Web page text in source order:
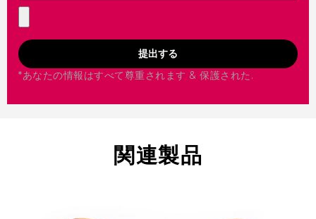
提出する
*あなたの情報はすべて尊重されます & 保護された.
関連製品